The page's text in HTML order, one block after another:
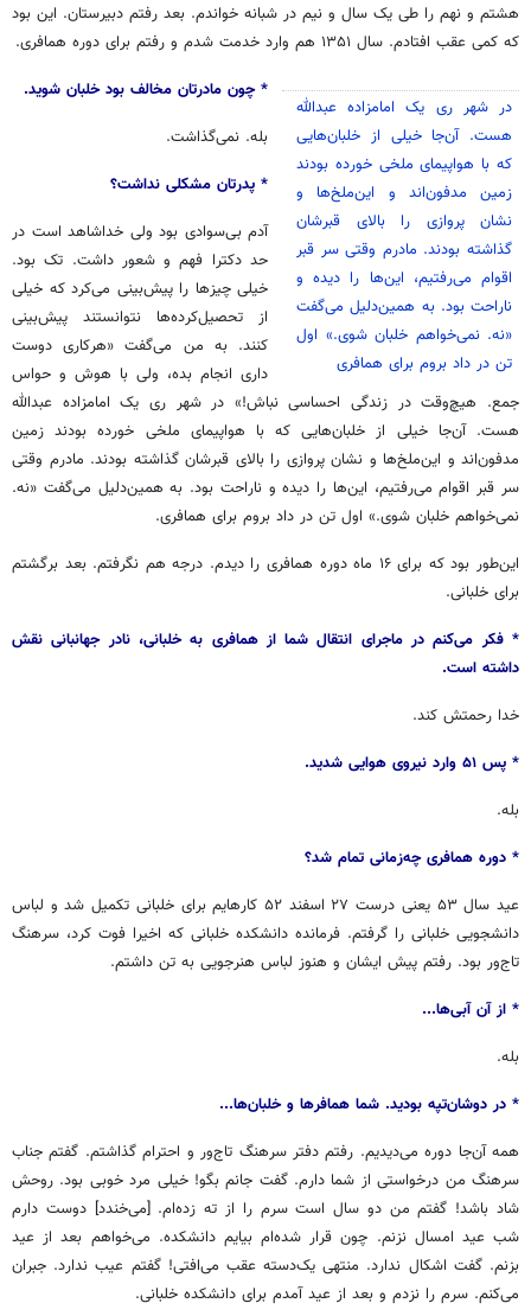
هشتم و نهم را طی یک سال و نیم در شبانه خواندم. بعد رفتم دبیرستان. این بود
که کمی عقب افتادم. سال ۱۳۵۱ هم وارد خدمت شدم و رفتم برای دوره همافری.
در شهر ری یک امامزاده عبدالله
هست. آن‌جا خیلی از خلبان‌هایی
که با هواپیمای ملخی خورده بودند
زمین مدفون‌اند و این‌ملخ‌ها و
نشان پروازی را بالای قبرشان
گذاشته بودند. مادرم وقتی سر قبر
اقوام می‌رفتیم، این‌ها را دیده و
ناراحت بود. به همین‌دلیل می‌گفت
«نه. نمی‌خواهم خلبان شوی.» اول
تن در داد بروم برای همافری
* چون مادرتان مخالف بود خلبان شوید.
بله. نمی‌گذاشت.
* پدرتان مشکلی نداشت؟
آدم بی‌سوادی بود ولی خداشاهد است در
حد دکترا فهم و شعور داشت. تک بود.
خیلی چیزها را پیش‌بینی می‌کرد که خیلی
از تحصیل‌کرده‌ها نتوانستند پیش‌بینی
کنند. به من می‌گفت «هرکاری دوست
داری انجام بده، ولی با هوش و حواس
جمع. هیچ‌وقت در زندگی احساسی نباش!» در شهر ری یک امامزاده عبدالله
هست. آن‌جا خیلی از خلبان‌هایی که با هواپیمای ملخی خورده بودند زمین
مدفون‌اند و این‌ملخ‌ها و نشان پروازی را بالای قبرشان گذاشته بودند. مادرم وقتی
سر قبر اقوام می‌رفتیم، این‌ها را دیده و ناراحت بود. به همین‌دلیل می‌گفت «نه.
نمی‌خواهم خلبان شوی.» اول تن در داد بروم برای همافری.
این‌طور بود که برای ۱۶ ماه دوره همافری را دیدم. درجه هم نگرفتم. بعد برگشتم
برای خلبانی.
* فکر می‌کنم در ماجرای انتقال شما از همافری به خلبانی، نادر جهانبانی نقش
داشته است.
خدا رحمتش کند.
* پس ۵۱ وارد نیروی هوایی شدید.
بله.
* دوره همافری چه‌زمانی تمام شد؟
عید سال ۵۳ یعنی درست ۲۷ اسفند ۵۲ کارهایم برای خلبانی تکمیل شد و لباس
دانشجویی خلبانی را گرفتم. فرمانده دانشکده خلبانی که اخیرا فوت کرد، سرهنگ
تاج‌ور بود. رفتم پیش ایشان و هنوز لباس هنرجویی به تن داشتم.
* از آن آبی‌ها...
بله.
* در دوشان‌تپه بودید. شما همافرها و خلبان‌ها...
همه آن‌جا دوره می‌دیدیم. رفتم دفتر سرهنگ تاج‌ور و احترام گذاشتم. گفتم جناب
سرهنگ من درخواستی از شما دارم. گفت جانم بگو! خیلی مرد خوبی بود. روحش
شاد باشد! گفتم من دو سال است سرم را از ته زده‌ام. [می‌خندد] دوست دارم
شب عید امسال نزنم. چون قرار شده‌ام بیایم دانشکده. می‌خواهم بعد از عید
بزنم. گفت اشکال ندارد. منتهی یک‌دسته عقب می‌افتی! گفتم عیب ندارد. جبران
می‌کنم. سرم را نزدم و بعد از عید آمدم برای دانشکده خلبانی.